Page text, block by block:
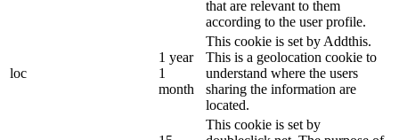
that are relevant to them
according to the user profile.
loc
1 year
1
month
This cookie is set by Addthis.
This is a geolocation cookie to
understand where the users
sharing the information are
located.
This cookie is set by